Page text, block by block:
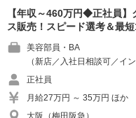
【年収～460万円◆正社員
ス販売！スピード選考＆最
美容部員・BA
（新店／入社日相談可／イ
正社員
月給27万円 ～ 35万円 ほか
大阪（梅田阪急）